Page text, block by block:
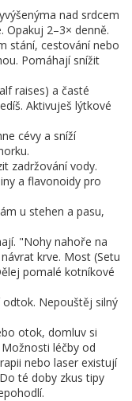
nad srdcem
Opakuj 2–3× denně.
stání, cestování nebo
Pomáhají snížit
raises) a časté
Aktivuješ lýtkové
cévy a sníží
zadržování vody.
a flavonoidy pro
u stehen a pasu,
"Nohy nahoře na
krve. Most (Setu
pomalé kotníkové
Nepouštěj silný
otok, domluv si
léčby od
nebo laser existují
té doby zkus tipy